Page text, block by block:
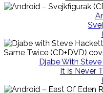
Djabe With
It Is Never